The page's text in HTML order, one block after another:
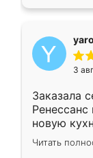
3
Заказала
Ренессанс
новую
вполне
два года,
Читать